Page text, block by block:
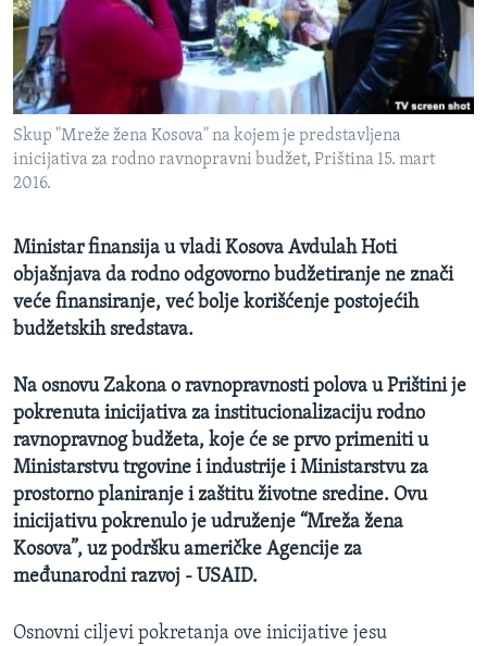
SPORT
INTERVJU
Skup "Mreže žena Kosova" na kojem je predstavljena
inicijativa za rodno ravnopravni budžet, Priština 15. mart
2016.
Ministar finansija u vladi Kosova Avdulah Hoti
objašnjava da rodno odgovorno budžetiranje ne znači
veće finansiranje, već bolje korišćenje postojećih
budžetskih sredstava.
Na osnovu Zakona o ravnopravnosti polova u Prištini je
pokrenuta inicijativa za institucionalizaciju rodno
ravnopravnog budžeta, koje će se prvo primeniti u
Ministarstvu trgovine i industrije i Ministarstvu za
prostorno planiranje i zaštitu životne sredine. Ovu
inicijativu pokrenulo je udruženje “Mreža žena
Kosova”, uz podršku američke Agencije za
međunarodni razvoj - USAID.
Osnovni ciljevi pokretanja ove inicijative jesu